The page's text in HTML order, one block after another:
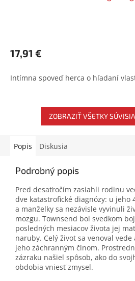
17,91 €
Intímna spoveď herca o hľadaní
ZOBRAZIŤ VŠETKY
Popis Diskusia
Podrobný popis
Pred desaťročím zasiahli rodinu
dve katastrofické diagnózy: u jeho
a manželky sa nezávisle vyvinuli
mozgu. Townsend bol svedkom
posledných mesiacov života jej
naruby. Celý život sa venoval
jeho záchranným člnom.
zázraku našiel spôsob, ako do
obdobia vniesť zmysel.